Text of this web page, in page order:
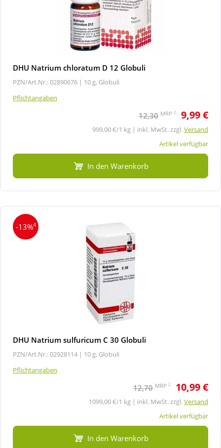
DHU Natrium chloratum D 12 Globuli
PZN/Art.Nr.: 02890676 | 10 g, Globuli
Pflichtangaben
12,30 MRP 2 9,99 €
999,00 €/1 kg | inkl. MwSt. zzgl.Versand
Artikel verfügbar
In den Warenkorb
-13%4
DHU Natrium sulfuricum C 30 Globuli
PZN/Art.Nr.: 02928114 | 10 g, Globuli
Pflichtangaben
12,70 MRP 2 10,99 €
1099,00 €/1 kg | inkl. MwSt. zzgl.Versand
Artikel verfügbar
In den Warenkorb